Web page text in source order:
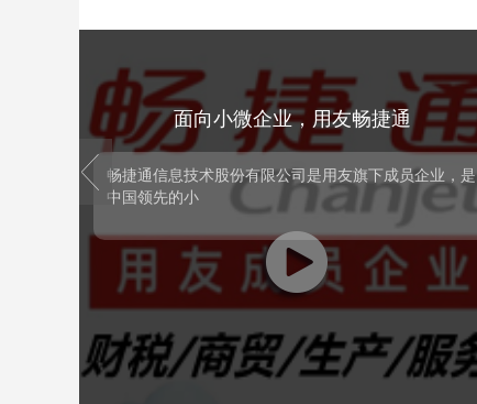
面向小微企业，用友畅捷通
畅捷通信息技术股份有限公司是用友旗下成员企业，
是中国领先的小微企业财税及业务云服务提供商。以
数智财税、数智商业为核心，以生态服务为延展，提
供小微企业云服务。推出了一系列SaaS产品，包括
好会计、好生意、T+Cloud、好业财、易代账等。截
万。
面向小微企业，用友畅捷通
畅捷通信息技术股份有限公司是用友旗下成员企业，是
中国领先的小
prev